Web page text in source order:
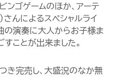
ゴゲームのほか、アーテ
さんによるスペシャルライ
の演奏に大人からお子様ま
ことが出来ました。
き完売し、大盛況のなか無